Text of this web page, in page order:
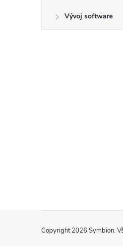
Vývoj software
Copyright 2026 Symbion.